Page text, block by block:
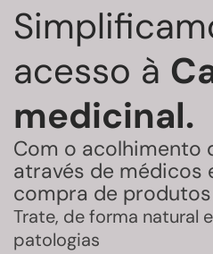
acesso à
medicinal.
Com o acolhimento
através de médicos
compra de
Trate, de forma natural
patologias